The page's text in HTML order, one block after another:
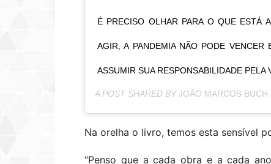
É PRECISO OLHAR PARA O QUE ESTÁ
AGIR, A PANDEMIA NÃO PODE VENCER
ASSUMIR SUA RESPONSABILIDADE PELA
A POST SHARED BYJOÃO MARCOS BUCH
Na orelha o livro, temos esta sensível
“Penso que a cada obra e a cada